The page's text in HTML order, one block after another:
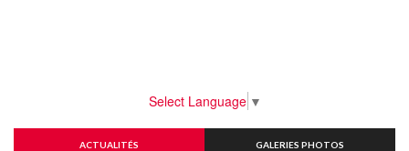
Select Language ▼
ACTUALITÉS GALERIES PHOTOS